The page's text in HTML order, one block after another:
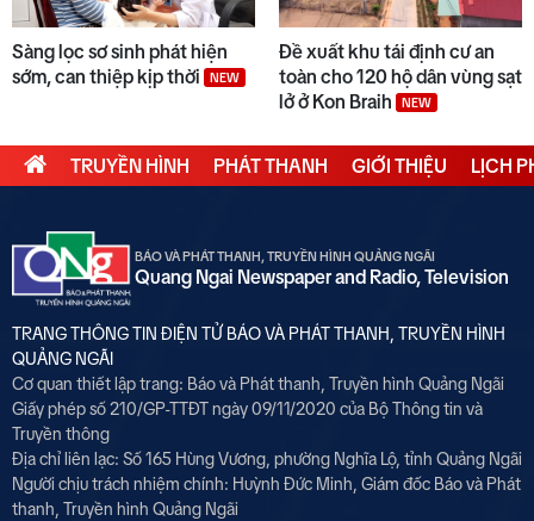
Sàng lọc sơ sinh phát hiện
sớm, can thiệp kịp thời
NEW
Đề xuất khu tái định cư an
toàn cho 120 hộ dân vùng sạt
lở ở Kon Braih
NEW
TRUYỀN HÌNH PHÁT THANH GIỚI THIỆU LỊCH
BÁO VÀ PHÁT THANH, TRUYỀN HÌNH QUẢNG NGÃI
Quang Ngai Newspaper and Radio, Television
TRANG THÔNG TIN ĐIỆN TỬ BÁO VÀ PHÁT THANH, TRUYỀN HÌNH
QUẢNG NGÃI
Cơ quan thiết lập trang: Báo và Phát thanh, Truyền hình Quảng Ngãi
Giấy phép số 210/GP-TTĐT ngày 09/11/2020 của Bộ Thông tin và
Truyền thông
Địa chỉ liên lạc: Số 165 Hùng Vương, phường Nghĩa Lộ, tỉnh Quảng Ngãi
Người chịu trách nhiệm chính: Huỳnh Đức Minh, Giám đốc Báo và Phát
thanh, Truyền hình Quảng Ngãi